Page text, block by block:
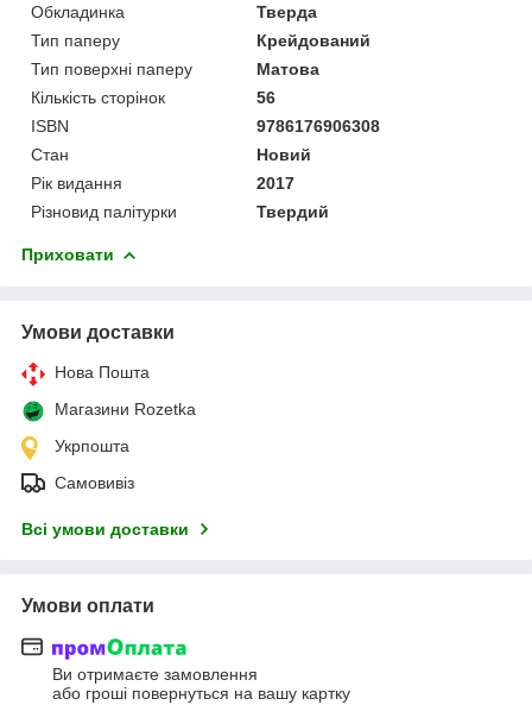
Обкладинка
Тверда
Тип паперу
Крейдований
Тип поверхні паперу
Матова
Кількість сторінок
56
ISBN
9786176906308
Стан
Новий
Рік видання
2017
Різновид палітурки
Твердий
Приховати
Умови доставки
Нова Пошта
Магазини Rozetka
Укрпошта
Самовивіз
Всі умови доставки
Умови оплати
Ви отримаєте замовлення
або гроші повернуться на вашу картку